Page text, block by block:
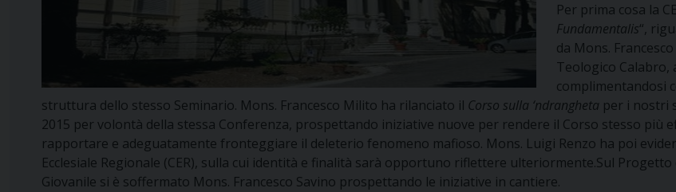
Per prima cosa la
Fundamentalis“,
da Mons.
Teologico
complimentandosi
struttura dello stesso Seminario. Mons. Francesco Milito ha rilanciato il Corso sulla ‘ndrangheta per i nostri
2015 per volontà della stessa Conferenza, prospettando iniziative nuove per rendere il Corso stesso più
rapportare e adeguatamente fronteggiare il deleterio fenomeno mafioso. Mons. Luigi Renzo ha poi
Ecclesiale Regionale (CER), sulla cui identità e finalità sarà opportuno riflettere ulteriormente.Sul
Giovanile si è soffermato Mons. Francesco Savino prospettando le iniziative in cantiere.